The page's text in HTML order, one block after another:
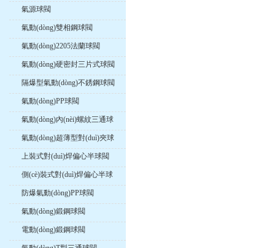
氣源球閥
氣動(dòng)雙相鋼球閥
氣動(dòng)2205法蘭球閥
氣動(dòng)硬密封三片式球閥
隔爆型氣動(dòng)不銹鋼球閥
氣動(dòng)PP球閥
氣動(dòng)內(nèi)螺紋三通球
閥
氣動(dòng)超薄型對(duì)夾球
閥
上裝式對(duì)焊偏心半球閥
側(cè)裝式對(duì)焊偏心半球
閥
防爆氣動(dòng)PP球閥
氣動(dòng)鍛鋼球閥
電動(dòng)鍛鋼球閥